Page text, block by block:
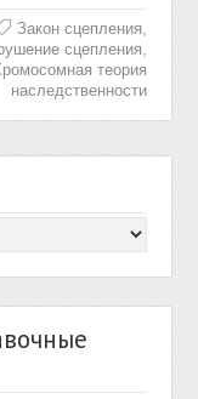
Закон сцепления
сцепления
теория
наследственности